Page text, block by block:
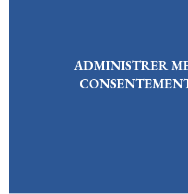
ADMINISTRER